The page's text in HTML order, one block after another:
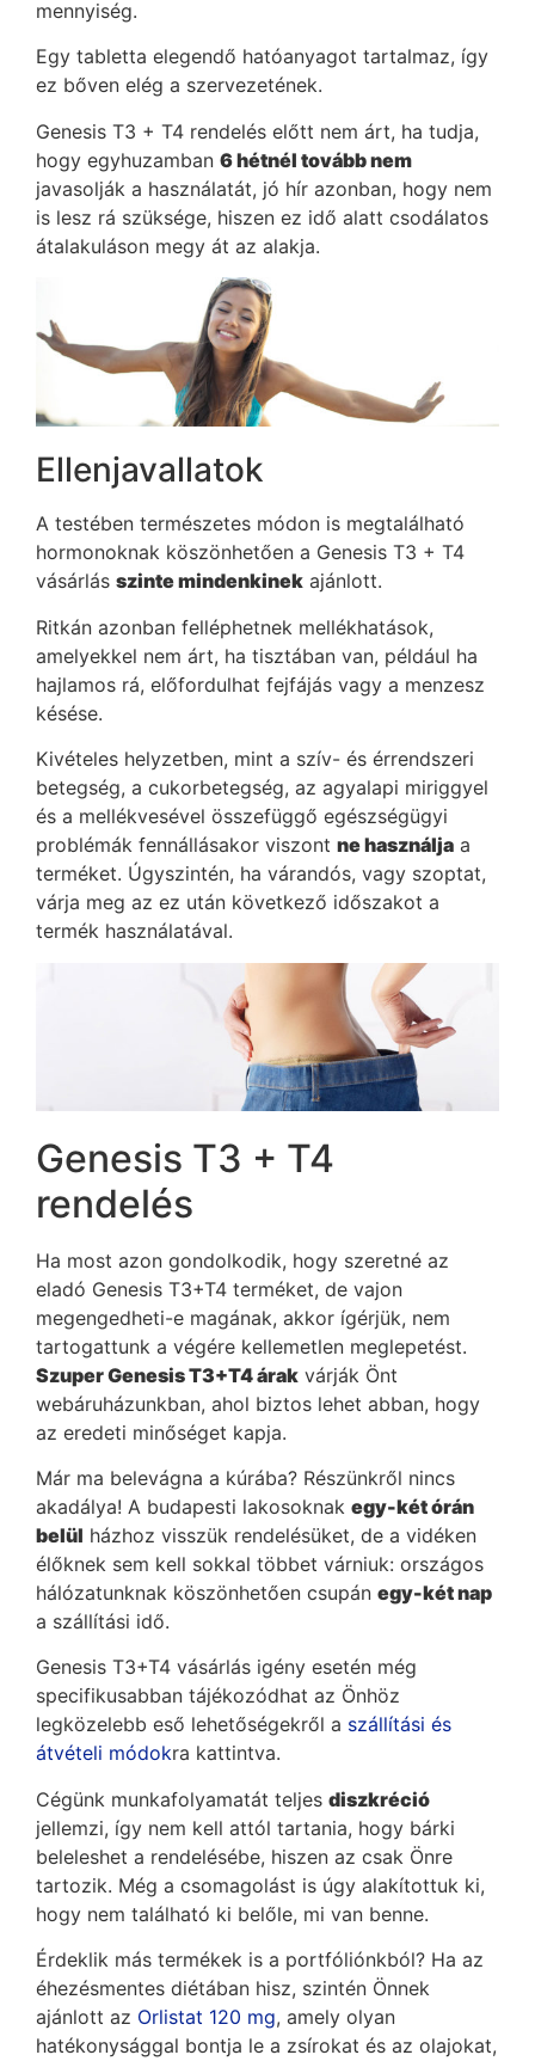
mennyiség.
Egy tabletta elegendő hatóanyagot tartalmaz, így
ez bőven elég a szervezetének.
Genesis T3 + T4 rendelés előtt nem árt, ha tudja,
hogy egyhuzamban 6 hétnél tovább nem
javasolják a használatát, jó hír azonban, hogy nem
is lesz rá szüksége, hiszen ez idő alatt csodálatos
átalakuláson megy át az alakja.
Ellenjavallatok
A testében természetes módon is megtalálható
hormonoknak köszönhetően a Genesis T3 + T4
vásárlás szinte mindenkinek ajánlott.
Ritkán azonban felléphetnek mellékhatások,
amelyekkel nem árt, ha tisztában van, például ha
hajlamos rá, előfordulhat fejfájás vagy a menzesz
késése.
Kivételes helyzetben, mint a szív- és érrendszeri
betegség, a cukorbetegség, az agyalapi miriggyel
és a mellékvesével összefüggő egészségügyi
problémák fennállásakor viszont ne használja a
terméket. Úgyszintén, ha várandós, vagy szoptat,
várja meg az ez után következő időszakot a
termék használatával.
Genesis T3 + T4
rendelés
Ha most azon gondolkodik, hogy szeretné az
eladó Genesis T3+T4 terméket, de vajon
megengedheti-e magának, akkor ígérjük, nem
tartogattunk a végére kellemetlen meglepetést.
Szuper Genesis T3+T4 árak várják Önt
webáruházunkban, ahol biztos lehet abban, hogy
az eredeti minőséget kapja.
Már ma belevágna a kúrába? Részünkről nincs
akadálya! A budapesti lakosoknak egy-két órán
belül házhoz visszük rendelésüket, de a vidéken
élőknek sem kell sokkal többet várniuk: országos
hálózatunknak köszönhetően csupán egy-két nap
a szállítási idő.
Genesis T3+T4 vásárlás igény esetén még
specifikusabban tájékozódhat az Önhöz
legközelebb eső lehetőségekről a szállítási és
átvételi módokra kattintva.
Cégünk munkafolyamatát teljes diszkréció
jellemzi, így nem kell attól tartania, hogy bárki
beleleshet a rendelésébe, hiszen az csak Önre
tartozik. Még a csomagolást is úgy alakítottuk ki,
hogy nem található ki belőle, mi van benne.
Érdeklik más termékek is a portfóliónkból? Ha az
éhezésmentes diétában hisz, szintén Önnek
ajánlott az Orlistat 120 mg, amely olyan
hatékonysággal bontja le a zsírokat és az olajokat,